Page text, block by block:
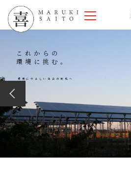
HOME
これからの
環境に挑む。
環境にやさしい社会の実現へ